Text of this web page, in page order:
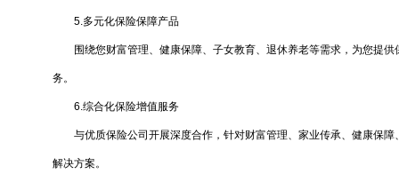
5.多元化保险保障产品
围绕您财富管理、健康保障、子女教育、退休养老等需求，为您提供
务。
6.综合化保险增值服务
与优质保险公司开展深度合作，针对财富管理、家业传承、健康保障
解决方案。